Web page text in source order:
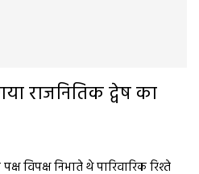
राजनितिक द्वेष का
विपक्ष निभाते थे पारिवारिक रिश्ते